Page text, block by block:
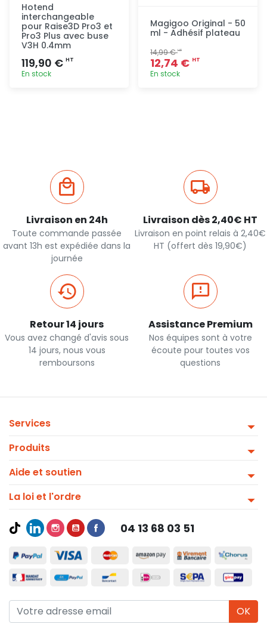
Hotend
interchangeable
pour Raise3D Pro3 et
Pro3 Plus avec buse
V3H 0.4mm
119,90 € HT
En stock
Magigoo Original - 50
ml - Adhésif plateau
14,99 €HT
12,74 € HT
En stock
Livraison en 24h
Toute commande passée
avant 13h est expédiée dans la
journée
Livraison dès 2,40€ HT
Livraison en point relais à 2,40€
HT (offert dès 19,90€)
Retour 14 jours
Vous avez changé d'avis sous
14 jours, nous vous
remboursons
Assistance Premium
Nos équipes sont à votre
écoute pour toutes vos
questions
Services
Produits
Aide et soutien
La loi et l'ordre
04 13 68 03 51
OK